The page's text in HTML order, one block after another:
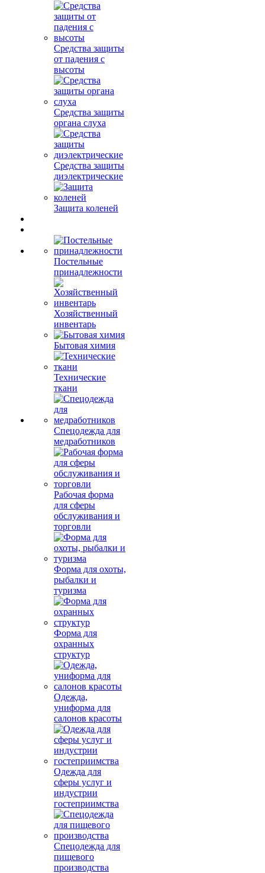
Средства защиты
от падения с
высоты
Средства защиты
органа слуха
Средства защиты
диэлектрические
Защита коленей
Постельные
принадлежности
Хозяйственный
инвентарь
Бытовая химия
Технические
ткани
Спецодежда для
медработников
Рабочая форма
для сферы
обслуживания и
торговли
Форма для охоты,
рыбалки и
туризма
Форма для
охранных
структур
Одежда,
униформа для
салонов красоты
Одежда для
сферы услуг и
индустрии
гостеприимства
Спецодежда для
пищевого
производства